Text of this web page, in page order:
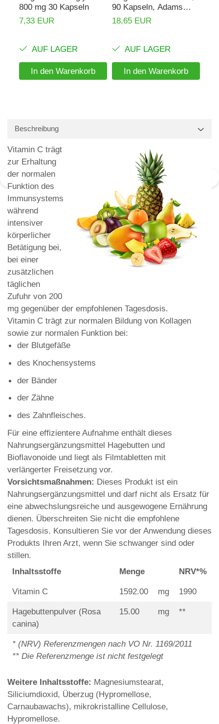
800 mg 30 Kapseln
7,33 EUR
AUF LAGER
In den Warenkorb
90 Kapseln, Adams
Supplements
18,65 EUR
AUF LAGER
In den Warenkorb
Beschreibung
Vitamin C trägt
zur Erhaltung
der normalen
Funktion des
Immunsystems
während
intensiver
körperlicher
Betätigung bei,
bei einer
zusätzlichen
täglichen
Zufuhr von 200
mg gegenüber der empfohlenen Tagesdosis.
Vitamin C trägt zur normalen Bildung von Kollagen
sowie zur normalen Funktion bei:
der Blutgefäße
des Knochensystems
der Bänder
der Zähne
des Zahnfleisches.
Für eine effizientere Aufnahme enthält dieses
Nahrungsergänzungsmittel Hagebutten und
Bioflavonoide und liegt als Filmtabletten mit
verlängerter Freisetzung vor.
Vorsichtsmaßnahmen: Dieses Produkt ist ein
Nahrungsergänzungsmittel und darf nicht als Ersatz für
eine abwechslungsreiche und ausgewogene Ernährung
dienen. Überschreiten Sie nicht die empfohlene
Tagesdosis. Konsultieren Sie vor der Anwendung dieses
Produkts Ihren Arzt, wenn Sie schwanger sind oder
stillen.
Inhaltsstoffe
Menge NRV*%
Vitamin C 1592.00 mg 1990
Hagebuttenpulver (Rosa
canina)
15.00 mg **
* (NRV) Referenzmengen nach VO Nr. 1169/2011
** Die Referenzmenge ist nicht festgelegt
Weitere Inhaltsstoffe: Magnesiumstearat,
Siliciumdioxid, Überzug (Hypromellose,
Carnaubawachs), mikrokristalline Cellulose,
Hypromellose.